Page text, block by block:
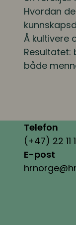
Hvordan
Å kultivere
Resultatet:
både
Telefon
(+47) 22 11
E-post